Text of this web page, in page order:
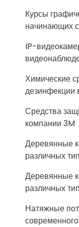
Курсы
начинающих
IP-
Химические
дезинфекции
Средства
компании 3M
Деревянные
различных
Деревянные
различных
Натяжные